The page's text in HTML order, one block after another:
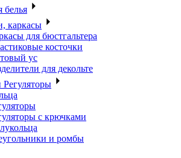
белья
каркасы
для бюстгальтера
косточки
ус
для декольте
Регуляторы
с крючками
и ромбы